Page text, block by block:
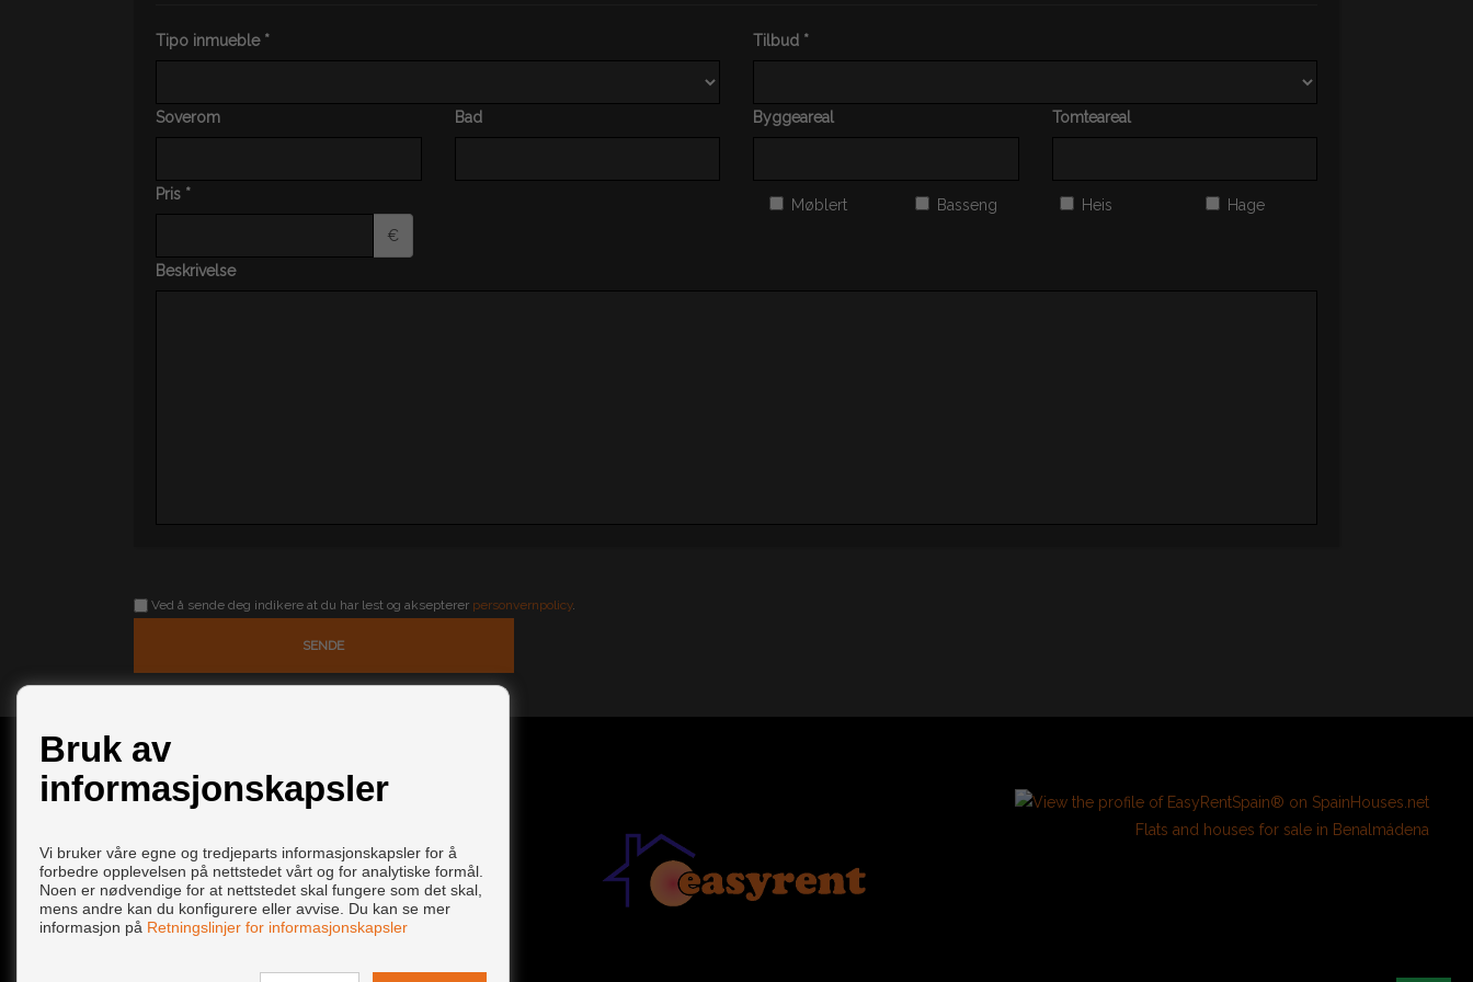
Tipo inmueble * Tilbud *
Soverom Bad Byggeareal Tomteareal
Pris *
€
Møblert Basseng Heis Hage
Beskrivelse
Ved å sende deg indikere at du har lest og aksepterer personvernpolicy.
KONTAKT
+34 672168469| +34 951103693
info@easyrentspain.net
Fra Mandag til Fredag : 09:30 - 14:00 og 17:30 - 20:30
Fra Lørdag til Lørdag : 10:00 - 14:00
Flats and houses for sale in Benalmádena
Bruk av
informasjonskapsler
Vi bruker våre egne og tredjeparts informasjonskapsler for å
forbedre opplevelsen på nettstedet vårt og for analytiske formål.
Noen er nødvendige for at nettstedet skal fungere som det skal,
mens andre kan du konfigurere eller avvise. Du kan se mer
informasjon på Retningslinjer for informasjonskapsler